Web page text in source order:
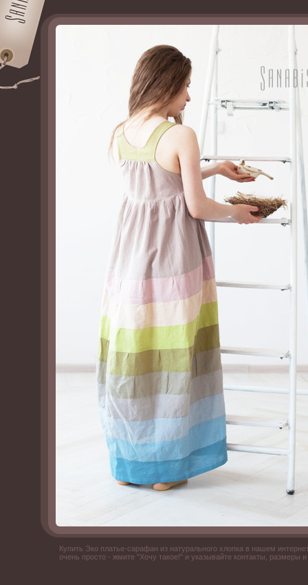
Купить Эко платье-сарафан из натурального хлопка в нашем
очень просто - жмите "Хочу такое!" и указывайте контакты, размеры